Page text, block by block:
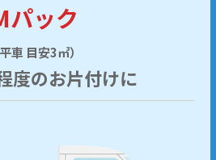
パック
平車 目安3㎥）
度のお片付けに